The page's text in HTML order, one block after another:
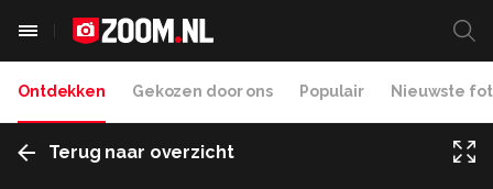
Ontdekken Gekozen door ons Populair Nieuwste
Terug naar overzicht